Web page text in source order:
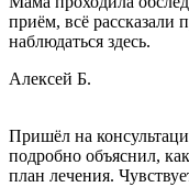
приём, всё рассказали
наблюдаться здесь.
Алексей Б.
Пришёл на
подробно объяснил,
план лечения.